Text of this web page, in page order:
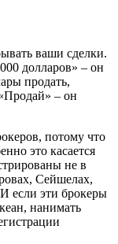
ваши сделки.
долларов» – он
продать,
– он
потому что
это касается
не в
Сейшелах,
если эти брокеры
нанимать